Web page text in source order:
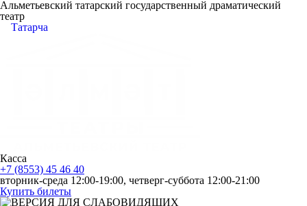
Альметьевский татарский государственный драматический
театр
Татарча
Касса
+7 (8553) 45 46 40
вторник-среда 12:00-19:00, четверг-суббота 12:00-21:00
Купить билеты